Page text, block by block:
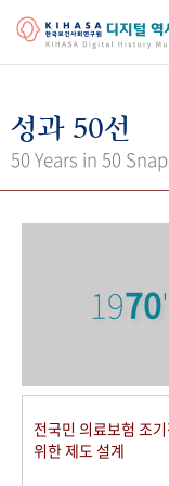
걸어온 길 기관 변천
키
사진 아카이브 문
50+1 주년 기념
성과 50선
50 Years in 50
1970'
전국민 의료보험 조
위한 제도 설계